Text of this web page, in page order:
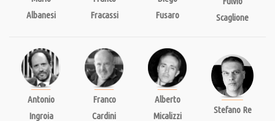
Odessa. Identikit di una strage – Seconda puntata
Ucraina, le verità nascoste
16/11/2017
Albanesi
Fracassi
Fusaro
Scaglione
Antonio
Ingroia
Franco
Cardini
Alberto
Micalizzi
Stefano Re